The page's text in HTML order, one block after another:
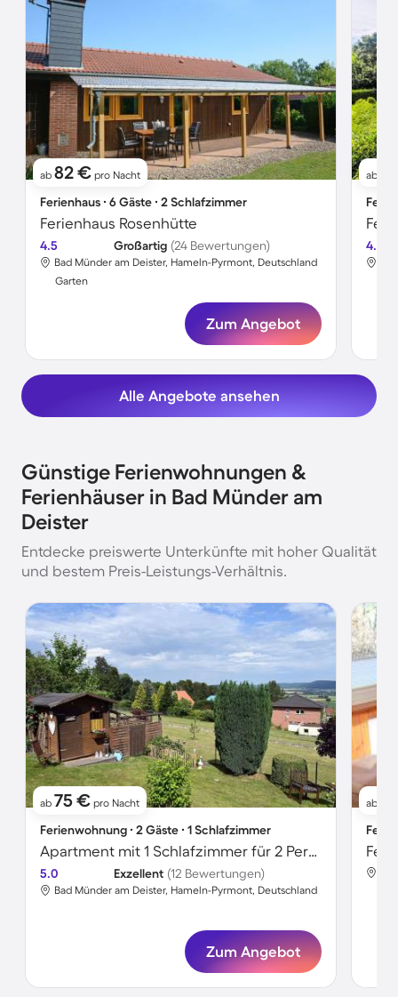
ab 82 € pro Nacht
Ferienhaus ∙ 6 Gäste ∙ 2 Schlafzimmer
Ferienhaus Rosenhütte
4.5 Großartig (24 Bewertungen)
Bad Münder am Deister, Hameln-Pyrmont, Deutschland
Garten
Zum Angebot
ab
4.4
Alle Angebote ansehen
Günstige Ferienwohnungen &
Ferienhäuser in Bad Münder am
Deister
Entdecke preiswerte Unterkünfte mit hoher Qualität
und bestem Preis-Leistungs-Verhältnis.
ab 75 € pro Nacht
Ferienwohnung ∙ 2 Gäste ∙ 1 Schlafzimmer
Apartment mit 1 Schlafzimmer für 2 Personen
5.0 Exzellent (12 Bewertungen)
Bad Münder am Deister, Hameln-Pyrmont, Deutschland
Zum Angebot
ab